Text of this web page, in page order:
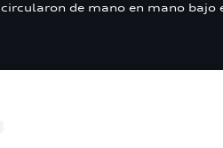
circularon de mano en mano bajo